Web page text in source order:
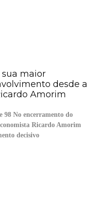
maior
desde a
Amorim
98 No encerramento do
Ricardo Amorim
decisivo